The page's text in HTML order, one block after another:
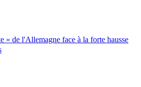
» de l'Allemagne face à la forte hausse